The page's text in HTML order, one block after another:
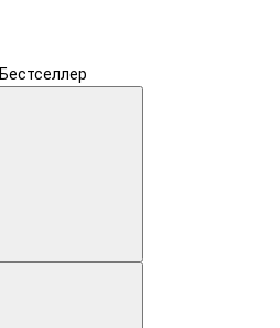
Бестселлер